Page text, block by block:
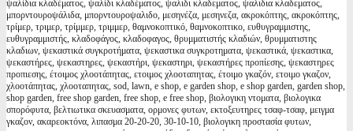
ψαλίδια κλαδέματος, ψαλίδι κλαδέματος, ψαλιδι κλαδεματος, ψαλιδια κλαδεματος,
μπορντουροψάλιδα, μπορντουροψαλιδο, μεσηνέζα, μεσηνεζα, ακροκόπτης, ακροκόπτης,
τρίμερ, τριμερ, τρίμμερ, τριμμερ, θαμνοκοπτικό, θαμνοκοπτικο, ευθυγραμμιστης,
ευθυγραμμιστής, κλαδοφάγος, κλαδοφαγος, θρυμματιστής κλαδιών, θρυμματιστης
κλαδιων, ψεκαστικά συγκροτήματα, ψεκαστικα συγκροτηματα, ψεκαστικά, ψεκαστικα,
ψεκαστήρες, ψεκαστηρες, ψεκαστήρι, ψεκαστηρι, ψεκαστήρες προπίεσης, ψεκαστηρες
προπιεσης, έτοιμος χλοοτάπητας, ετοιμος χλοοταπητας, έτοιμο γκαζόν, ετοιμο γκαζον,
χλοοτάπητας, χλοοταπητας, sod, lawn, e shop, e garden shop, e shop garden, garden shop,
shop garden, free shop garden, free shop, e free shop, βιολογικη ντοματα, βιολογικα
σπορόφυτα, βελτιωτικα σκευασματα, ορμονες φυτων, εκτοξευτηρες τσαφ-τσαφ, μειγμα
γκαζον, ακαρεοκτόνα, λιπασμα 20-20-20, 30-10-10, βιολογικη προστασία φυτων,